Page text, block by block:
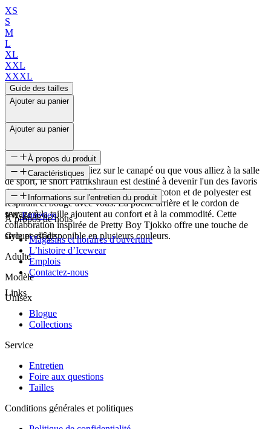
XS
S
M
L
XL
XXL
XXXL
Guide des tailles
Ajouter au panier
Ajouter au panier
À propos du produit
Que vous vous détendiez sur le canapé ou que vous alliez à la salle
de sport, le short Patrikshraun est destiné à devenir l'un des favoris
de votre garde-robe. L'épais mélange de coton et de polyester est
respirant et bouge avec vous. La poche arrière et le cordon de
serrage à la taille ajoutent au confort et à la commodité. Cette
collaboration inspirée de Pretty Boy Tjokko offre une touche de
style et est disponible en plusieurs couleurs.
Caractéristiques
SKU
FW-2436
Groupe d'âge
Adulte
Modèle
Unisex
Informations sur l'entretien du produit
Entretien
À propos de nous
Magasins et horaires d'ouverture
L’histoire d’Icewear
Emplois
Contactez-nous
Links
Blogue
Collections
Service
Entretien
Foire aux questions
Tailles
Conditions générales et politiques